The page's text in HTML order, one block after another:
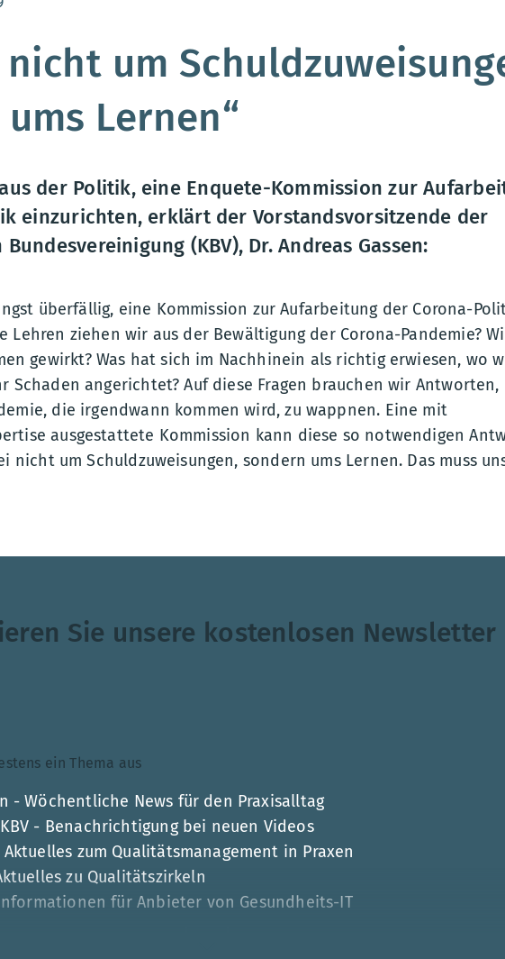
nicht um
Lernen“
der Politik, eine Enquete-Kommission zur
einzurichten, erklärt der Vorstandsvorsitzende der
(KBV), Dr. Andreas Gassen:
überfällig, eine Kommission zur Aufarbeitung der Corona-
Lehren ziehen wir aus der Bewältigung der Corona-Pandemie?
gewirkt? Was hat sich im Nachhinein als richtig erwiesen, wo
Schaden angerichtet? Auf diese Fragen brauchen wir Antworten,
die irgendwann kommen wird, zu wappnen. Eine mit
ausgestattete Kommission kann diese so notwendigen
nicht um Schuldzuweisungen, sondern ums Lernen. Das muss
Sie unsere kostenlosen Newsletter
ein Thema aus
- Wöchentliche News für den Praxisalltag
- Benachrichtigung bei neuen Videos
zum Qualitätsmanagement in Praxen
zu Qualitätszirkeln
für Anbieter von Gesundheits-IT